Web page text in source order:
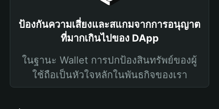
ป้องกันความเสี่ยงและสแกมจากการอนุญาต
ที่มากเกินไปของ DApp
ในฐานะ Wallet การปกป้องสินทรัพย์ของผู้
ใช้ถือเป็นหัวใจหลักในพันธกิจของเรา